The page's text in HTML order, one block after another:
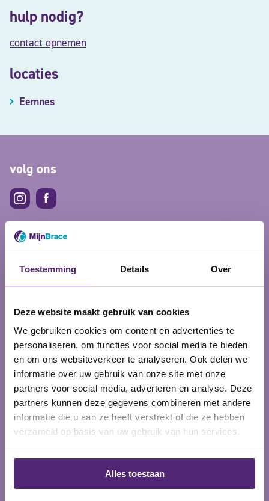
Toestemming Details Over
Deze website maakt gebruik van cookies
We gebruiken cookies om content en advertenties te
personaliseren, om functies voor social media te bieden
en om ons websiteverkeer te analyseren. Ook delen we
informatie over uw gebruik van onze site met onze
partners voor social media, adverteren en analyse. Deze
partners kunnen deze gegevens combineren met andere
informatie die u aan ze heeft verstrekt of die ze hebben
verzameld op basis van uw gebruik van hun services.
Alles toestaan
hulp nodig?
contact opnemen
locaties
Eemnes
volg ons
Makkelijk betalen
5% korting op je bestelling?
Schrijf je in voor onze nieuwsbrief en ontvang meteen
5% korting voor de eerst volgende bestelling!